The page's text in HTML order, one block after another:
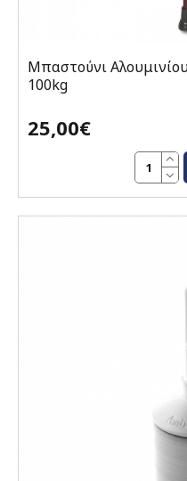
Μπαστούνι
100kg
25,00€